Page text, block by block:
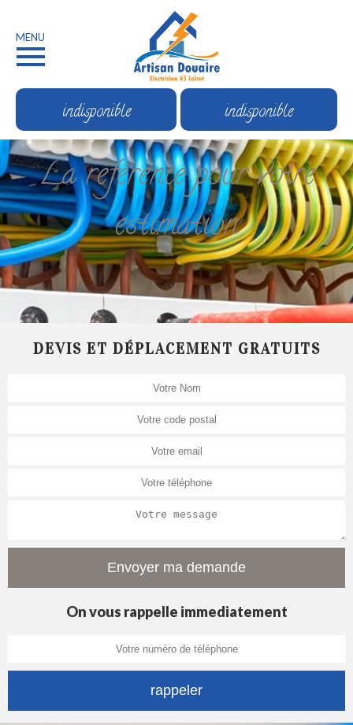
MENU
indisponible indisponible
La référence pour votre
estimation
DEVIS ET DÉPLACEMENT GRATUITS
On vous rappelle immediatement